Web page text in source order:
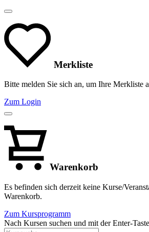
Merkliste
Bitte melden Sie sich an, um Ihre Merkliste
Zum Login
Warenkorb
Es befinden sich derzeit keine Kurse/
Warenkorb.
Zum Kursprogramm
Nach Kursen suchen und mit der Enter-